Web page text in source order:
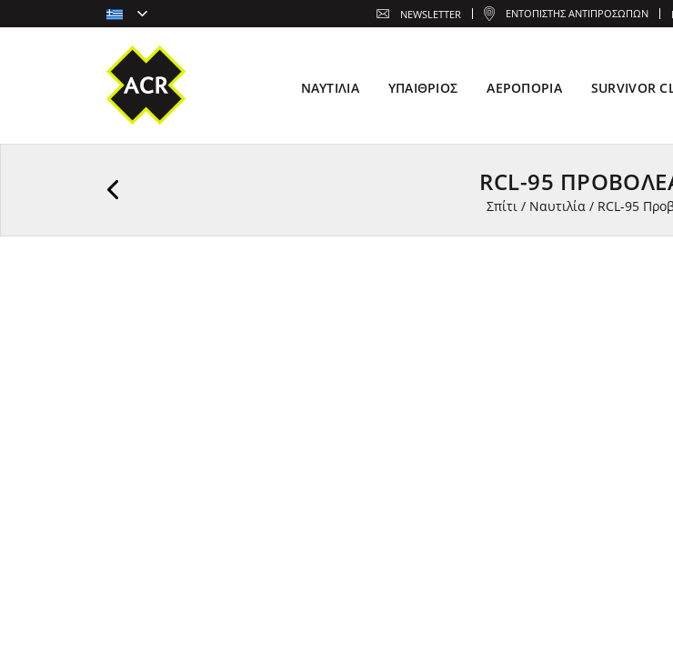
RCL-95
Σπίτι / Ναυτιλία / RCL-95
ΝΑΥΤΙΛΊΑ ΥΠΑΊΘΡΙΟΣ ΑΕΡΟΠΟΡΊΑ SURVIVOR
NEWSLETTER ΕΝΤΟΠΙΣΤΉΣ ΑΝΤΙΠΡΟΣΏΠΩΝ